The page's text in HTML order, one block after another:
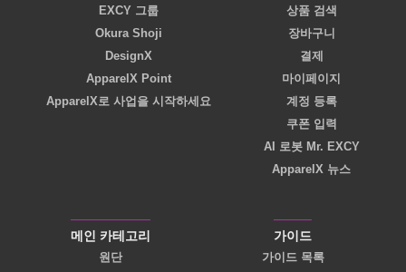
EXCY 그룹
Okura Shoji
DesignX
ApparelX Point
ApparelX로 사업을 시작하세요
상품 검색
장바구니
결제
마이페이지
계정 등록
쿠폰 입력
AI 로봇 Mr. EXCY
ApparelX 뉴스
메인 카테고리
원단
가이드
가이드 목록